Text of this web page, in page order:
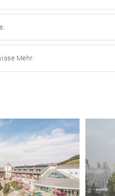
Themenabende und Aperitifs
Bademäntel und Badetasche (auf
Mehr:
direkt vor unserer Ferienwohnung
Skiraum und Trockenbereich für
unsere weiteren Highlights
, die Ihren